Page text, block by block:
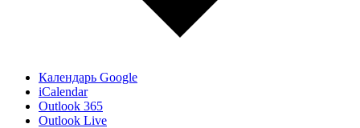
Календарь Google
iCalendar
Outlook 365
Outlook Live